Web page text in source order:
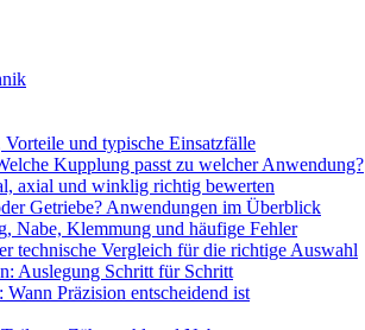
und typische Einsatzfälle
Kupplung passt zu welcher Anwendung?
axial und winklig richtig bewerten
Getriebe? Anwendungen im Überblick
Nabe, Klemmung und häufige Fehler
technische Vergleich für die richtige Auswahl
Auslegung Schritt für Schritt
Präzision entscheidend ist